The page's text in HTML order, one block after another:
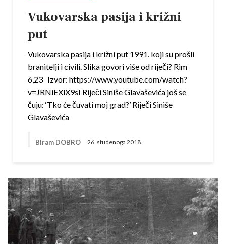
Vukovarska pasija i križni
put
Vukovarska pasija i križni put 1991. koji su prošli
branitelji i civili. Slika govori više od riječi? Rim
6,23 Izvor: https://www.youtube.com/watch?
v=JRNiEXlX9sI Riječi Siniše Glavaševića još se
čuju: ‘Tko će čuvati moj grad?’ Riječi Siniše
Glavaševića
Biram DOBRO 26. studenoga 2018.